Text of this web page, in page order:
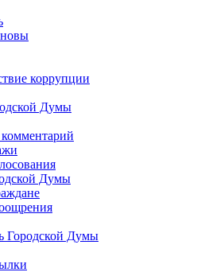
коррупции
Думы
Думы
Городской Думы